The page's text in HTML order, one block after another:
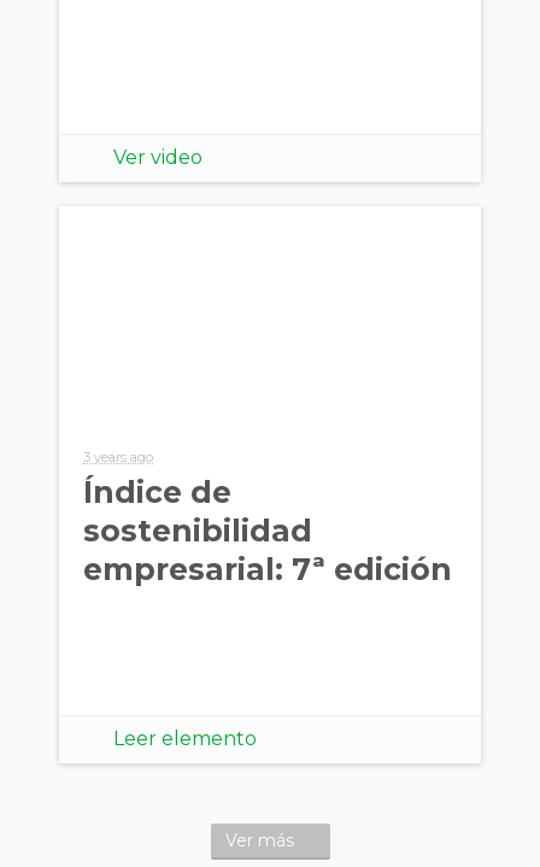
Ver video
3 years ago
Índice de
sostenibilidad
empresarial: 7ª edición
Leer elemento
Ver más